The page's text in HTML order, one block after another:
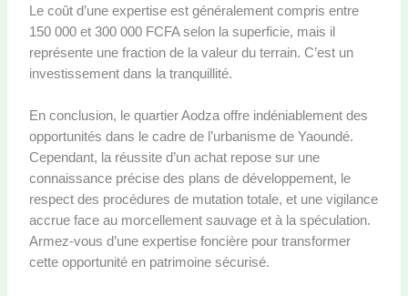
Le coût d’une expertise est généralement compris entre
150 000 et 300 000 FCFA selon la superficie, mais il
représente une fraction de la valeur du terrain. C’est un
investissement dans la tranquillité.
En conclusion, le quartier Aodza offre indéniablement des
opportunités dans le cadre de l’urbanisme de Yaoundé.
Cependant, la réussite d’un achat repose sur une
connaissance précise des plans de développement, le
respect des procédures de mutation totale, et une vigilance
accrue face au morcellement sauvage et à la spéculation.
Armez-vous d’une expertise foncière pour transformer
cette opportunité en patrimoine sécurisé.